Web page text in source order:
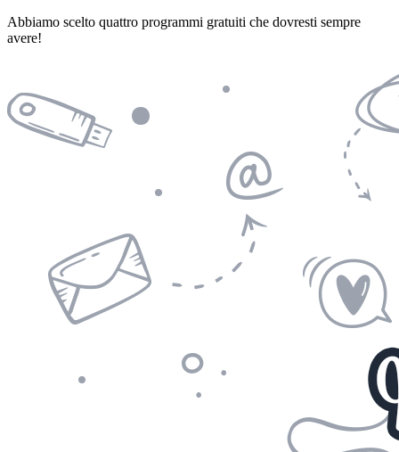
Abbiamo scelto quattro programmi gratuiti che dovresti sempre
avere!